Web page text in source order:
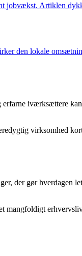
jobvækst. Artiklen
den lokale
iværksættere
virksomhed
der gør hverdagen
mangfoldigt